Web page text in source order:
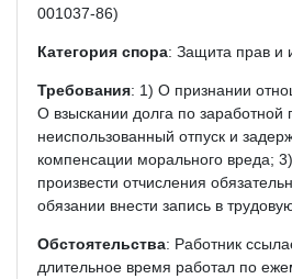
001037-86)
Категория спора: Защита прав и
Требования: 1) О признании
О взыскании долга по заработной
неиспользованный отпуск и
компенсации морального вреда;
произвести отчисления
обязании внести запись в
Обстоятельства: Работник
длительное время работал по